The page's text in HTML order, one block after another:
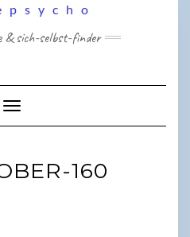
& sich-selbst-finder
Toggle Navigation
160